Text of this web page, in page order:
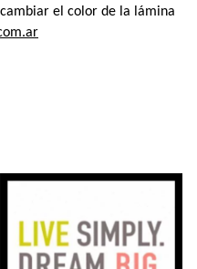
el color de la lámina